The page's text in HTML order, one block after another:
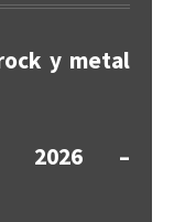
y metal
2026 –